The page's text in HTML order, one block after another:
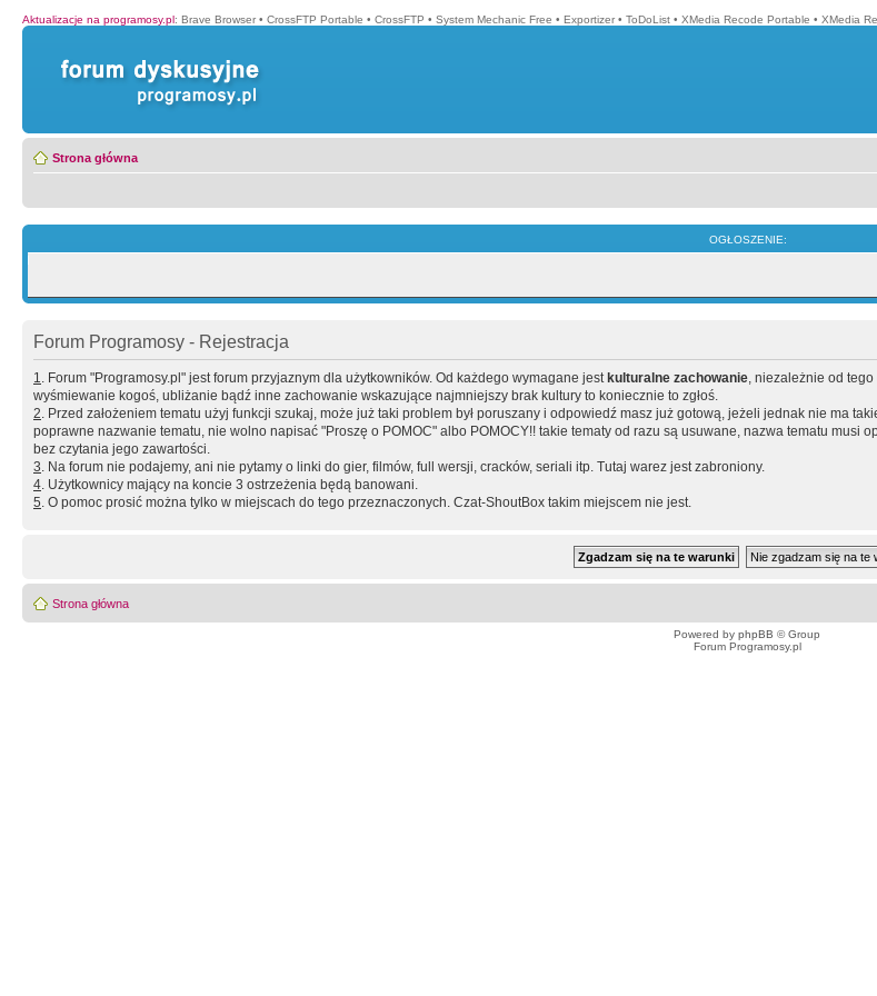
Aktualizacje na programosy.pl: Brave Browser • CrossFTP Portable • CrossFTP • System Mechanic Free • Exportizer • ToDoList • XMedia Recode Portable • XMedia
Strona główna
OGŁOSZENIE:
Forum Programosy - Rejestracja
1. Forum "Programosy.pl" jest forum przyjaznym dla użytkowników. Od każdego wymagane jest kulturalne zachowanie, niezależnie od
wyśmiewanie kogoś, ubliżanie bądź inne zachowanie wskazujące najmniejszy brak kultury to koniecznie to zgłoś.
2. Przed założeniem tematu użyj funkcji szukaj, może już taki problem był poruszany i odpowiedź masz już gotową, jeżeli jednak nie ma
poprawne nazwanie tematu, nie wolno napisać "Proszę o POMOC" albo POMOCY!! takie tematy od razu są usuwane, nazwa tematu musi
bez czytania jego zawartości.
3. Na forum nie podajemy, ani nie pytamy o linki do gier, filmów, full wersji, cracków, seriali itp. Tutaj warez jest zabroniony.
4. Użytkownicy mający na koncie 3 ostrzeżenia będą banowani.
5. O pomoc prosić można tylko w miejscach do tego przeznaczonych. Czat-ShoutBox takim miejscem nie jest.
Strona główna
Powered by phpBB © Group
Forum Programosy.pl